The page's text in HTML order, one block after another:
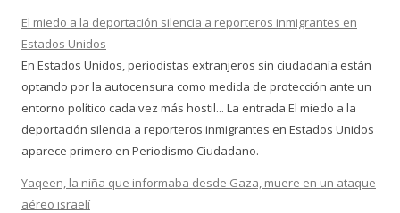
El miedo a la deportación silencia a reporteros inmigrantes en
Estados Unidos
En Estados Unidos, periodistas extranjeros sin ciudadanía están
optando por la autocensura como medida de protección ante un
entorno político cada vez más hostil... La entrada El miedo a la
deportación silencia a reporteros inmigrantes en Estados Unidos
aparece primero en Periodismo Ciudadano.
Yaqeen, la niña que informaba desde Gaza, muere en un ataque
aéreo israelí